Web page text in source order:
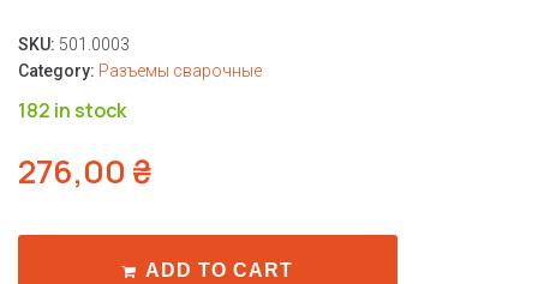
SKU: 501.0003
Category: Разъемы сварочные
182 in stock
276,00 ₴
ADD TO CART